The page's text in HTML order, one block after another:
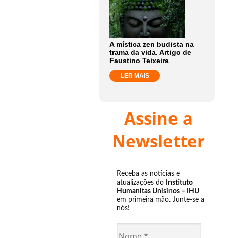
A mística zen budista na
trama da vida. Artigo de
Faustino Teixeira
LER MAIS
Assine a
Newsletter
Receba as notícias e
atualizações do Instituto
Humanitas Unisinos – IHU
em primeira mão. Junte-se a
nós!